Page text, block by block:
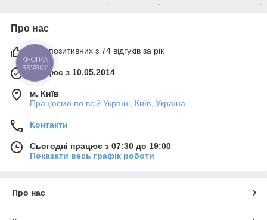
Про нас
92% позитивних з 74 відгуків за рік
Працює з 10.05.2014
м. Київ
Працюємо по всій Україні, Київ, Україна
Контакти
Сьогодні працює з 07:30 до 19:00
Показати весь графік роботи
Про нас
КНОПКА
ЗВ'ЯЗКУ